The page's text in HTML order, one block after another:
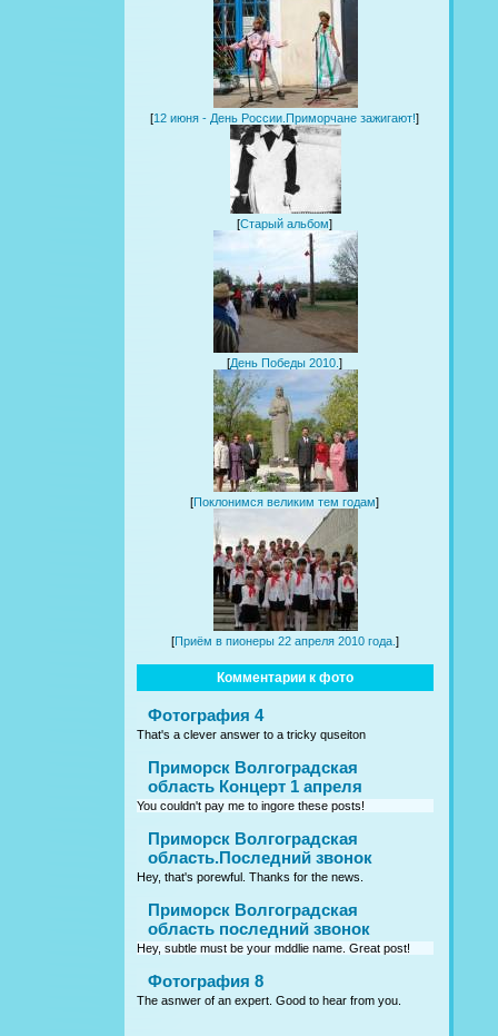
[12 июня - День России.Приморчане зажигают!]
[Старый альбом]
[День Победы 2010.]
[Поклонимся великим тем годам]
[Приём в пионеры 22 апреля 2010 года. ]
Комментарии к фото
Фотография 4
That's a clever answer to a tricky quseiton
Приморск Волгоградская
область Концерт 1 апреля
You couldn't pay me to ingore these posts!
Приморск Волгоградская
область.Последний звонок
Hey, that's porewful. Thanks for the news.
Приморск Волгоградская
область последний звонок
Hey, subtle must be your mddlie name. Great post!
Фотография 8
The asnwer of an expert. Good to hear from you.